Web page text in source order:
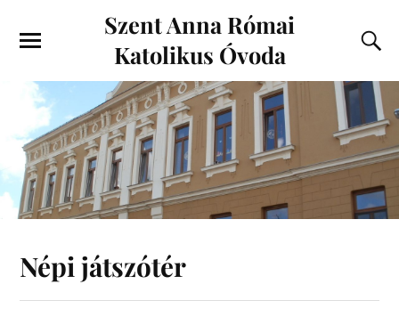
Szent Anna Római
Katolikus Óvoda
Népi játszótér